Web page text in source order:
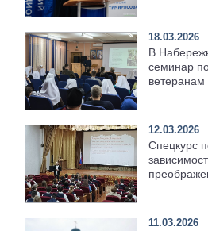
18.03.2026
В
семинар
12.03.2026
Спецкурс
11.03.2026